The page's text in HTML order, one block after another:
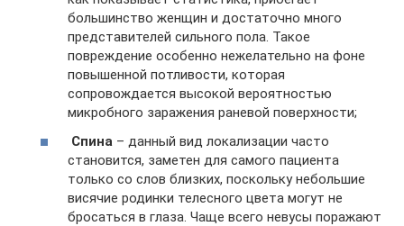
большинство женщин и достаточно много
представителей сильного пола. Такое
повреждение особенно нежелательно на фоне
повышенной потливости, которая
сопровождается высокой вероятностью
микробного заражения раневой поверхности;
Спина – данный вид локализации часто
становится, заметен для самого пациента
только со слов близких, поскольку небольшие
висячие родинки телесного цвета могут не
бросаться в глаза. Чаще всего невусы поражают